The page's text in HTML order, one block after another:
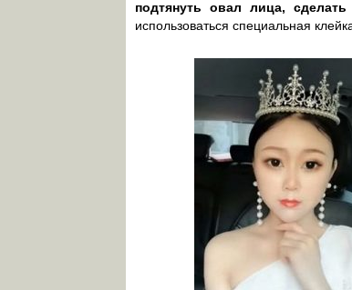
подтянуть овал лица,
использоваться специальная